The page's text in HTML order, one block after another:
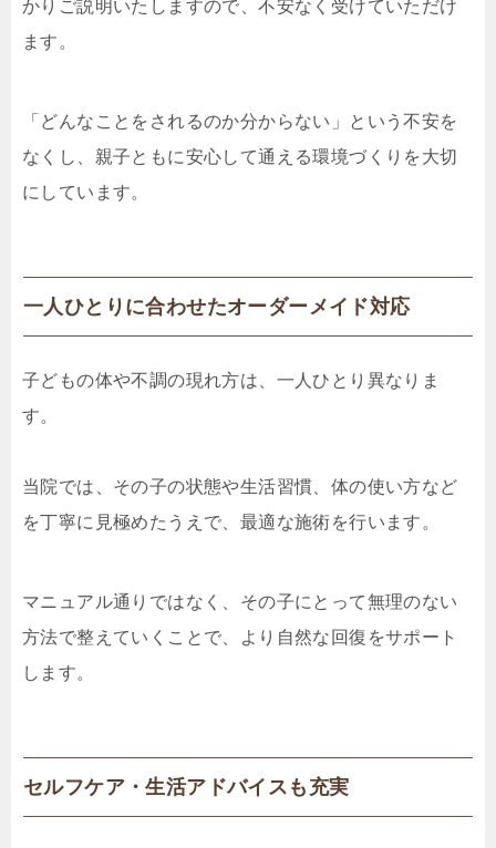
かりご説明いたしますので、不安なく受けていただけ
ます。
「どんなことをされるのか分からない」という不安を
なくし、親子ともに安心して通える環境づくりを大切
にしています。
一人ひとりに合わせたオーダーメイド対応
子どもの体や不調の現れ方は、一人ひとり異なりま
す。
当院では、その子の状態や生活習慣、体の使い方など
を丁寧に見極めたうえで、最適な施術を行います。
マニュアル通りではなく、その子にとって無理のない
方法で整えていくことで、より自然な回復をサポート
します。
セルフケア・生活アドバイスも充実